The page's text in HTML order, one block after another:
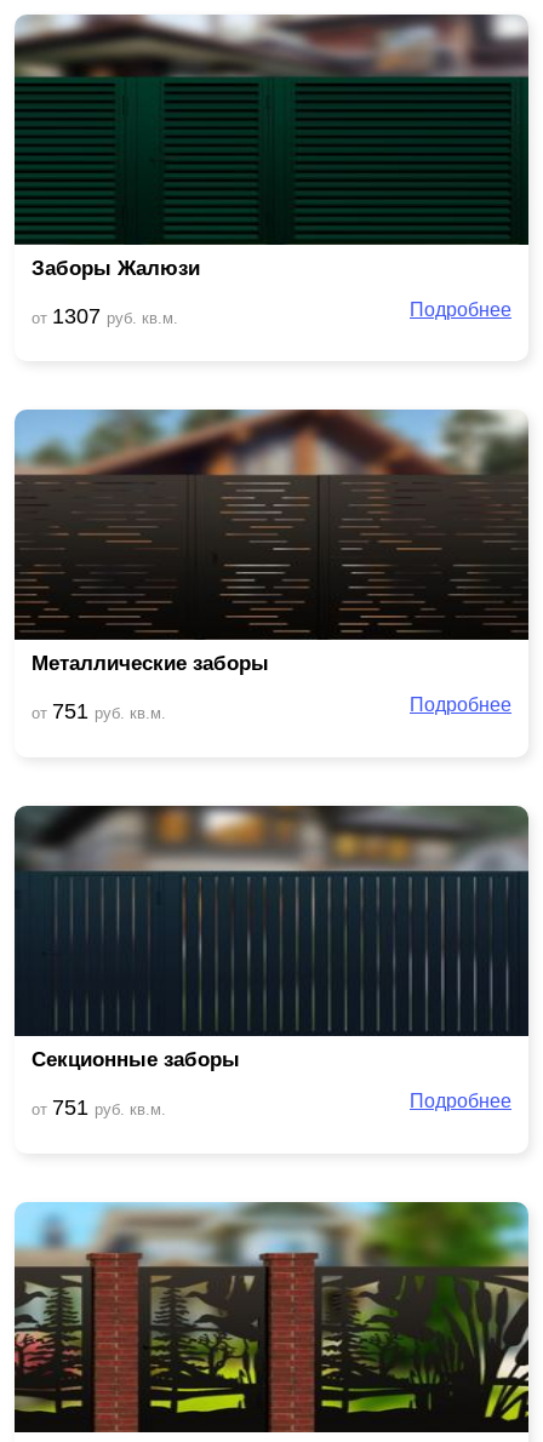
Заборы Жалюзи
от 1307 руб. кв.м. Подробнее
Металлические заборы
от 751 руб. кв.м. Подробнее
Секционные заборы
от 751 руб. кв.м. Подробнее